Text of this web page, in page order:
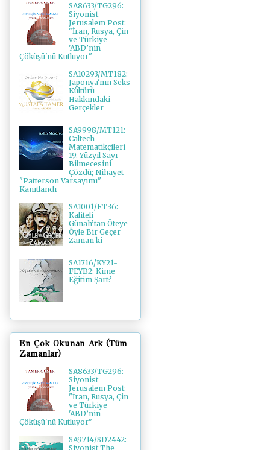
SA8633/TG296:
Siyonist
Jerusalem Post:
"İran, Rusya, Çin
ve Türkiye
'ABD’nin
Çöküşü'nü Kutluyor"
SA10293/MT182:
Japonya'nın Seks
Kültürü
Hakkındaki
Gerçekler
SA9998/MT121:
Caltech
Matematikçileri
19. Yüzyıl Sayı
Bilmecesini
Çözdü; Nihayet
"Patterson Varsayımı"
Kanıtlandı
SA1001/FT36:
Kaliteli
Günah’tan Öteye
Öyle Bir Geçer
Zaman ki
SA1716/KY21-
FEYB2: Kime
Eğitim Şart?
En Çok Okunan Ark (Tüm
Zamanlar)
SA8633/TG296:
Siyonist
Jerusalem Post:
"İran, Rusya, Çin
ve Türkiye
'ABD’nin
Çöküşü'nü Kutluyor"
SA9714/SD2442:
Siyonist The